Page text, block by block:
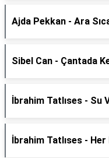
Ajda Pekkan - Ara
Sibel Can - Çantada
İbrahim Tatlıses - Su
İbrahim Tatlıses -